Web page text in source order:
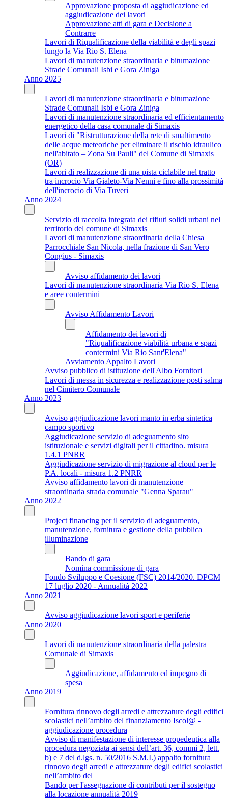
Approvazione proposta di aggiudicazione ed
aggiudicazione dei lavori
Approvazione atti di gara e Decisione a
Contrarre
Lavori di Riqualificazione della viabilità e degli spazi
lungo la Via Rio S. Elena
Lavori di manutenzione straordinaria e bitumazione
Strade Comunali Isbi e Gora Ziniga
Anno 2025
Lavori di manutenzione straordinaria e bitumazione
Strade Comunali Isbi e Gora Ziniga
Lavori di manutenzione straordinaria ed efficientamento
energetico della casa comunale di Simaxis
Lavori di "Ristrutturazione della rete di smaltimento
delle acque meteoriche per eliminare il rischio idraulico
nell'abitato – Zona Su Pauli" del Comune di Simaxis
(OR)
Lavori di realizzazione di una pista ciclabile nel tratto
tra incrocio Via Gialeto-Via Nenni e fino alla prossimità
dell'incrocio di Via Tuveri
Anno 2024
Servizio di raccolta integrata dei rifiuti solidi urbani nel
territorio del comune di Simaxis
Lavori di manutenzione straordinaria della Chiesa
Parrocchiale San Nicola, nella frazione di San Vero
Congius - Simaxis
Avviso affidamento dei lavori
Lavori di manutenzione straordinaria Via Rio S. Elena
e aree contermini
Avviso Affidamento Lavori
Affidamento dei lavori di
"Riqualificazione viabilità urbana e spazi
contermini Via Rio Sant'Elena"
Avviamento Appalto Lavori
Avviso pubblico di istituzione dell'Albo Fornitori
Lavori di messa in sicurezza e realizzazione posti salma
nel Cimitero Comunale
Anno 2023
Avviso aggiudicazione lavori manto in erba sintetica
campo sportivo
Aggiudicazione servizio di adeguamento sito
istituzionale e servizi digitali per il cittadino. misura
1.4.1 PNRR
Aggiudicazione servizio di migrazione al cloud per le
P.A. locali - misura 1.2 PNRR
Avviso affidamento lavori di manutenzione
straordinaria strada comunale "Genna Sparau"
Anno 2022
Project financing per il servizio di adeguamento,
manutenzione, fornitura e gestione della pubblica
illuminazione
Bando di gara
Nomina commissione di gara
Fondo Sviluppo e Coesione (FSC) 2014/2020. DPCM
17 luglio 2020 - Annualità 2022
Anno 2021
Avviso aggiudicazione lavori sport e periferie
Anno 2020
Lavori di manutenzione straordinaria della palestra
Comunale di Simaxis
Aggiudicazione, affidamento ed impegno di
spesa
Anno 2019
Fornitura rinnovo degli arredi e attrezzature degli edifici
scolastici nell’ambito del finanziamento Iscol@ -
aggiudicazione procedura
Avviso di manifestazione di interesse propedeutica alla
procedura negoziata ai sensi dell’art. 36, commi 2, lett.
b) e 7 del d.lgs. n. 50/2016 S.M.I.) appalto fornitura
rinnovo degli arredi e attrezzature degli edifici scolastici
nell’ambito del
Bando per l'assegnazione di contributi per il sostegno
alla locazione annualità 2019